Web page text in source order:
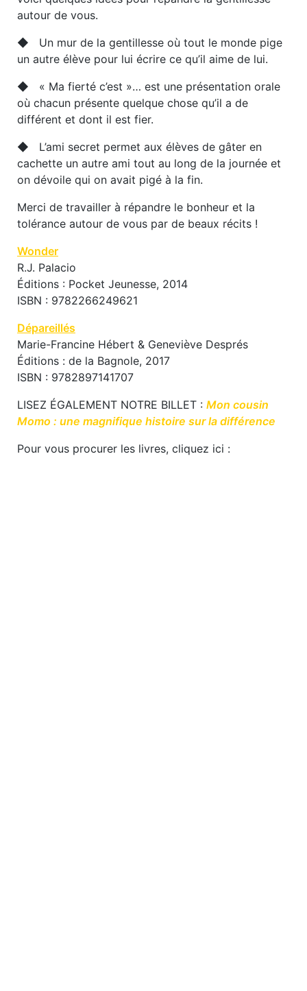
autour de vous.
◆ Un mur de la gentillesse où tout le monde pige
un autre élève pour lui écrire ce qu’il aime de lui.
◆ « Ma fierté c’est »… est une présentation orale
où chacun présente quelque chose qu’il a de
différent et dont il est fier.
◆ L’ami secret permet aux élèves de gâter en
cachette un autre ami tout au long de la journée et
on dévoile qui on avait pigé à la fin.
Merci de travailler à répandre le bonheur et la
tolérance autour de vous par de beaux récits !
Wonder
R.J. Palacio
Éditions : Pocket Jeunesse, 2014
ISBN : 9782266249621
Dépareillés
Marie-Francine Hébert & Geneviève Després
Éditions : de la Bagnole, 2017
ISBN : 9782897141707
LISEZ ÉGALEMENT NOTRE BILLET : Mon cousin
Momo : une magnifique histoire sur la différence
Pour vous procurer les livres, cliquez ici :